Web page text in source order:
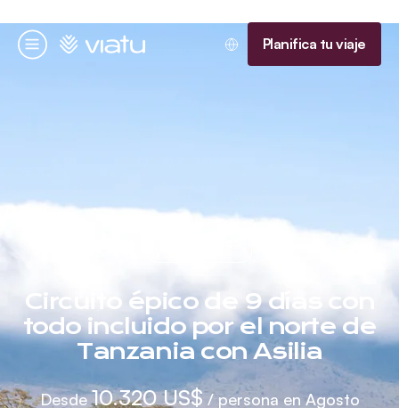
Menú
Página de inicio Planifica tu viaje
Circuito épico de 9 días con
todo incluido por el norte de
Tanzania con Asilia
Desde10.320 US$/ persona en Agosto